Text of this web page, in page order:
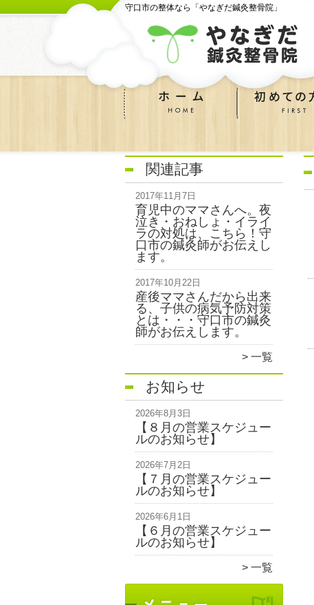
守口市の整体なら「やなぎだ鍼灸整骨院」
関連記事
2017年11月7日
育児中のママさんへ。夜
泣き・おねしょ・イライ
ラの対処は、こちら！守
口市の鍼灸師がお伝えし
ます。
2017年10月22日
産後ママさんだから出来
る、子供の病気予防対策
とは・・・守口市の鍼灸
師がお伝えします。
一覧
お知らせ
2026年8月3日
【８月の営業スケジュー
ルのお知らせ】
2026年7月2日
【７月の営業スケジュー
ルのお知らせ】
2026年6月1日
【６月の営業スケジュー
ルのお知らせ】
一覧